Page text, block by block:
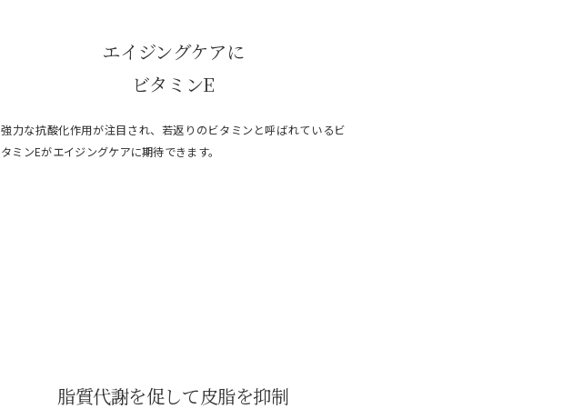
エイジングケアに
ビタミンE
強力な抗酸化作用が注目され、若返りのビタミンと呼ばれているビ
タミンEがエイジングケアに期待できます。
脂質代謝を促して皮脂を抑制